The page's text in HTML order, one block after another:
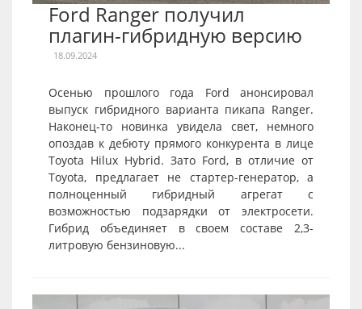
Ford Ranger получил
плагин-гибридную версию
18.09.2024
Осенью прошлого года Ford анонсировал
выпуск гибридного варианта пикапа Ranger.
Наконец-то новинка увидела свет, немного
опоздав к дебюту прямого конкурента в лице
Toyota Hilux Hybrid. Зато Ford, в отличие от
Toyota, предлагает не стартер-генератор, а
полноценный гибридный агрегат с
возможностью подзарядки от электросети.
Гибрид объединяет в своем составе 2,3-
литровую бензиновую...